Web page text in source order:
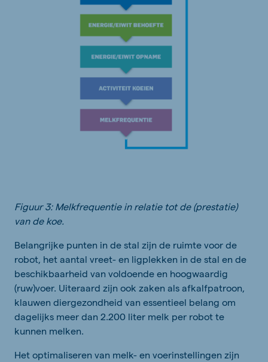
Figuur 3: Melkfrequentie in relatie tot de (prestatie)
van de koe.
Belangrijke punten in de stal zijn de ruimte voor de
robot, het aantal vreet- en ligplekken in de stal en de
beschikbaarheid van voldoende en hoogwaardig
(ruw)voer. Uiteraard zijn ook zaken als afkalfpatroon,
klauwen diergezondheid van essentieel belang om
dagelijks meer dan 2.200 liter melk per robot te
kunnen melken.
Het optimaliseren van melk- en voerinstellingen zijn